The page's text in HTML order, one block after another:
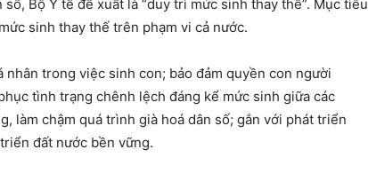
Bộ Y tế đề xuất là “duy trì mức sinh thay thế”. Mục tiêu
sinh thay thế trên phạm vi cả nước.
trong việc sinh con; bảo đảm quyền con người
tình trạng chênh lệch đáng kể mức sinh giữa các
làm chậm quá trình già hoá dân số; gắn với phát triển
đất nước bền vững.